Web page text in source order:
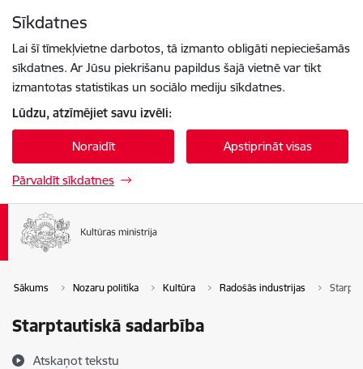
Sīkdatnes
Lai šī tīmekļvietne darbotos, tā izmanto obligāti nepieciešamās
sīkdatnes. Ar Jūsu piekrišanu papildus šajā vietnē var tikt
izmantotas statistikas un sociālo mediju sīkdatnes.
Lūdzu, atzīmējiet savu izvēli:
Noraidīt Apstiprināt visas
Pārvaldīt sīkdatnes
Sākums Nozaru politika Kultūra Radošās industrijas
Starptautiskā sadarbība
Atskaņot tekstu